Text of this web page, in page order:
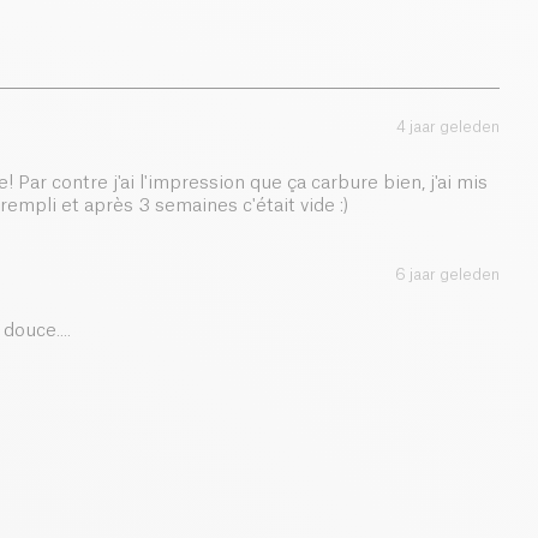
4 jaar geleden
Par contre j'ai l'impression que ça carbure bien, j'ai mis
et après 3 semaines c'était vide :)
6 jaar geleden